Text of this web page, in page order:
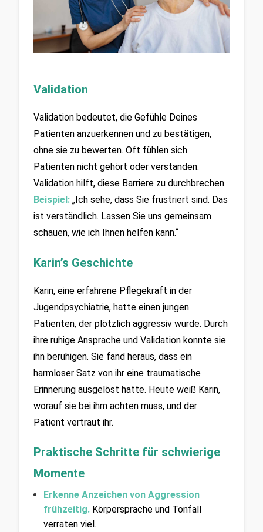
Validation
Validation bedeutet, die Gefühle Deines
Patienten anzuerkennen und zu bestätigen,
ohne sie zu bewerten. Oft fühlen sich
Patienten nicht gehört oder verstanden.
Validation hilft, diese Barriere zu durchbrechen.
Beispiel: „Ich sehe, dass Sie frustriert sind. Das
ist verständlich. Lassen Sie uns gemeinsam
schauen, wie ich Ihnen helfen kann.“
Karin’s Geschichte
Karin, eine erfahrene Pflegekraft in der
Jugendpsychiatrie, hatte einen jungen
Patienten, der plötzlich aggressiv wurde. Durch
ihre ruhige Ansprache und Validation konnte sie
ihn beruhigen. Sie fand heraus, dass ein
harmloser Satz von ihr eine traumatische
Erinnerung ausgelöst hatte. Heute weiß Karin,
worauf sie bei ihm achten muss, und der
Patient vertraut ihr.
Praktische Schritte für schwierige
Momente
Erkenne Anzeichen von Aggression
frühzeitig. Körpersprache und Tonfall
verraten viel.